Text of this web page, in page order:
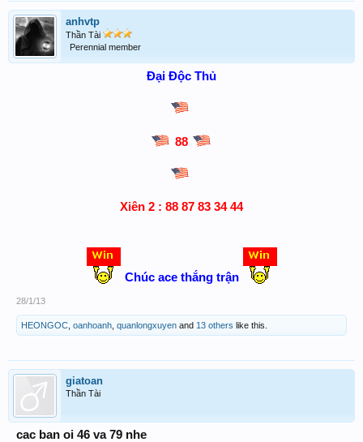
anhvtp
Thần Tài
Perennial member
Đại Độc Thủ
88
Xiên 2 : 88 87 83 34 44
Chúc ace thắng trận
28/1/13
HEONGOC oanhoanh quanlongxuyen and 13 others like this.
giatoan
Thần Tài
cac ban oi 46 va 79 nhe